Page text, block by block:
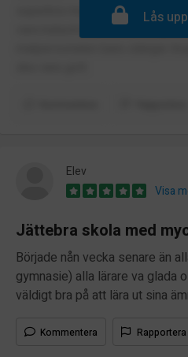
superbra med kompetenta
vara katastrofal, iaf den
Lås
Elev
Visa
Jättebra skola med
Började nån vecka senare än
gymnasie) alla lärare va glada
väldigt bra på att lära ut sina
Kommentera Rapportera